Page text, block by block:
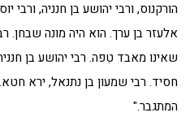
הורקנוס, ורבי יהושע בן חנניה, ורבי
אלעזר בן ערך. הוא היה מונה שבחן.
שאינו מאבד טִפה. רבי יהושע בן
חסיד. רבי שמעון בן נתנאל, ירא
המתגבר."